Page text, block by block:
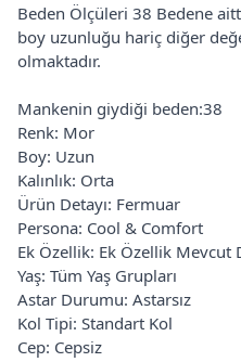
Beden Ölçüleri 38 Bedene
boy uzunluğu hariç diğer
olmaktadır.
Mankenin giydiği beden:38
Renk: Mor
Boy: Uzun
Kalınlık: Orta
Ürün Detayı: Fermuar
Persona: Cool & Comfort
Ek Özellik: Ek Özellik Mevcut
Yaş: Tüm Yaş Grupları
Astar Durumu: Astarsız
Kol Tipi: Standart Kol
Cep: Cepsiz